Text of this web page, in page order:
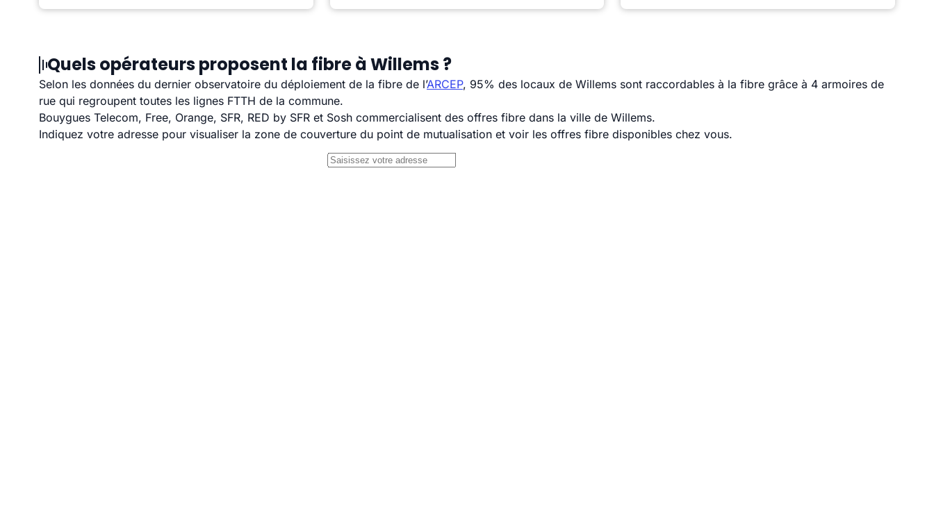
Quels opérateurs proposent la fibre à Willems ?
Selon les données du dernier observatoire du déploiement de la fibre de l’ARCEP, 95% des locaux de Willems sont raccordables à la fibre grâce à 4 armoires de
rue qui regroupent toutes les lignes FTTH de la commune.
Bouygues Telecom, Free, Orange, SFR, RED by SFR et Sosh commercialisent des offres fibre dans la ville de Willems.
Indiquez votre adresse pour visualiser la zone de couverture du point de mutualisation et voir les offres fibre disponibles chez vous.